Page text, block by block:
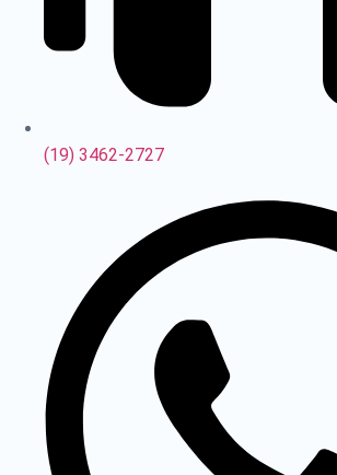
(19) 3462-2727